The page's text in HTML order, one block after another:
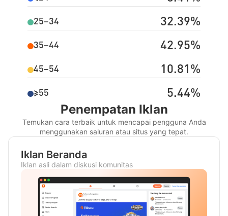
25–34 32.39%
35–44 42.95%
45–54 10.81%
≥55 5.44%
Penempatan Iklan
Temukan cara terbaik untuk mencapai pengguna Anda
menggunakan saluran atau situs yang tepat.
Iklan Beranda
Iklan asli dalam diskusi komunitas